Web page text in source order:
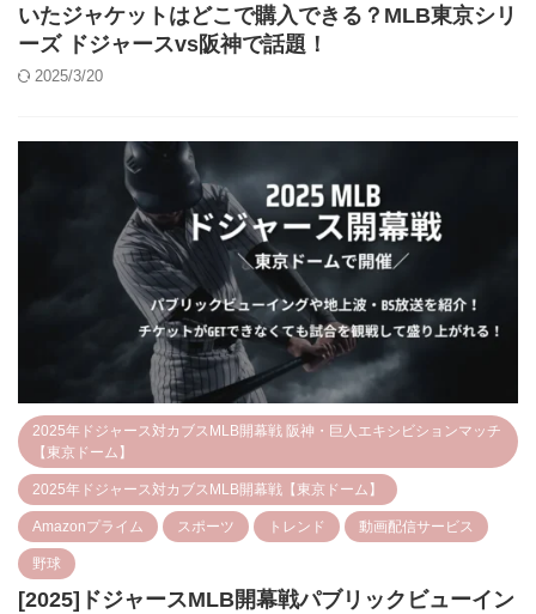
いたジャケットはどこで購入できる？MLB東京シリ
ーズ ドジャースvs阪神で話題！
2025/3/20
2025年ドジャース対カブスMLB開幕戦 阪神・巨人エキシビションマッチ
【東京ドーム】
2025年ドジャース対カブスMLB開幕戦【東京ドーム】
Amazonプライム スポーツ トレンド 動画配信サービス
野球
[2025]ドジャースMLB開幕戦パブリックビューイン